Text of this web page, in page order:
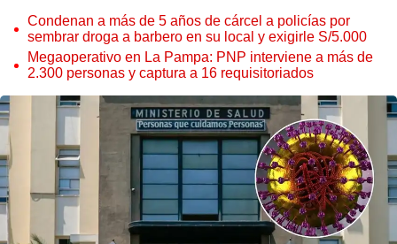
Condenan a más de 5 años de cárcel a policías por
sembrar droga a barbero en su local y exigirle S/5.000
Megaoperativo en La Pampa: PNP interviene a más de
2.300 personas y captura a 16 requisitoriados